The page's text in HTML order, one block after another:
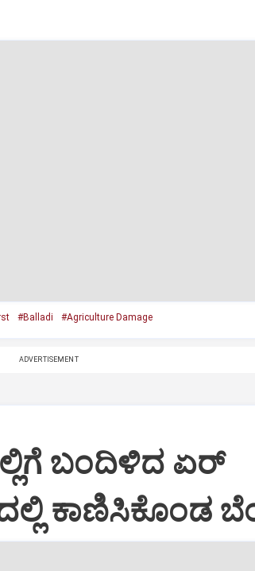
#Balladi #Agriculture Damage
ADVERTISEMENT
ಬಂದಿಳಿದ ಏರ್‌
ಕಾಣಿಸಿಕೊಂಡ